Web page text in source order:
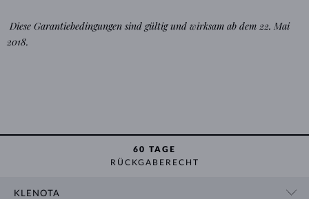
Diese Garantiebedingungen sind gültig und wirksam ab dem 22. Mai
2018.
60 TAGE
RÜCKGABERECHT
KLENOTA